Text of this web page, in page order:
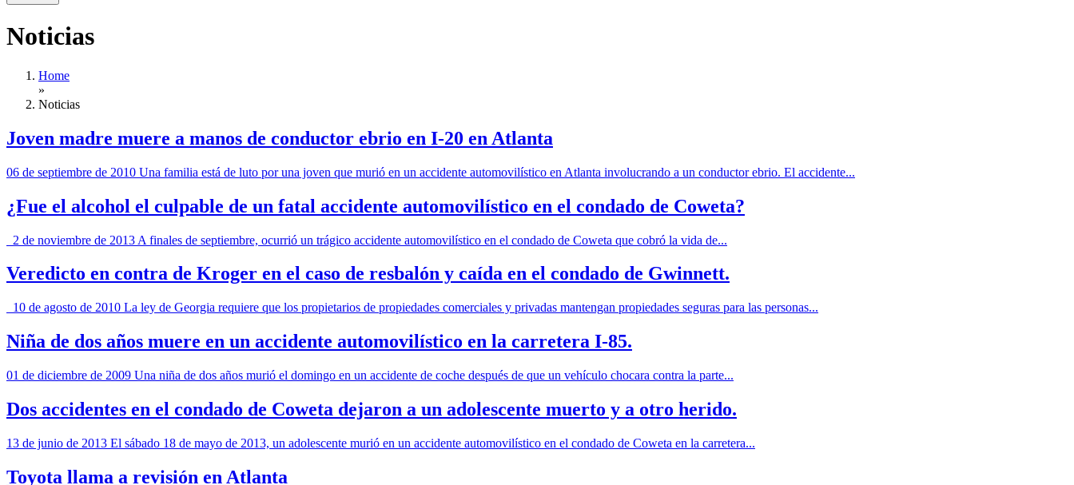
Noticias
Home
»
Noticias
Joven madre muere a manos de conductor ebrio en I-20 en Atlanta
06 de septiembre de 2010 Una familia está de luto por una joven que murió en un accidente automovilístico en Atlanta involucrando a un conductor ebrio. El accidente...
¿Fue el alcohol el culpable de un fatal accidente automovilístico en el condado de Coweta?
2 de noviembre de 2013 A finales de septiembre, ocurrió un trágico accidente automovilístico en el condado de Coweta que cobró la vida de...
Veredicto en contra de Kroger en el caso de resbalón y caída en el condado de Gwinnett.
10 de agosto de 2010 La ley de Georgia requiere que los propietarios de propiedades comerciales y privadas mantengan propiedades seguras para las personas...
Niña de dos años muere en un accidente automovilístico en la carretera I-85.
01 de diciembre de 2009 Una niña de dos años murió el domingo en un accidente de coche después de que un vehículo chocara contra la parte...
Dos accidentes en el condado de Coweta dejaron a un adolescente muerto y a otro herido.
13 de junio de 2013 El sábado 18 de mayo de 2013, un adolescente murió en un accidente automovilístico en el condado de Coweta en la carretera...
Toyota llama a revisión en Atlanta